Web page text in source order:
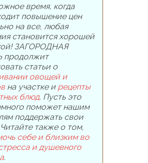
время, когда
повышение цен
на все, любая
становится хорошей
ЗАГОРОДНАЯ
статьи о
овощей и
на участке и рецепты
блюд. Пусть это
поможет нашим
поддержать свои
также о том,
себе и близким во
и душевного
.